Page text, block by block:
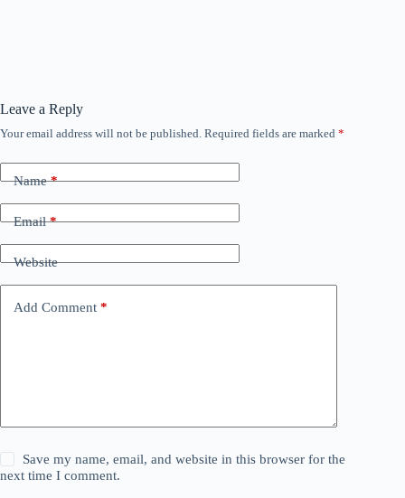
Leave a Reply
Your email address will not be published. Required fields are marked *
Name*
Email*
Website
Add Comment *
Save my name, email, and website in this browser for the
next time I comment.